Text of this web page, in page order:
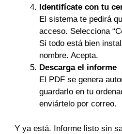
Identifícate con tu
El sistema te pedirá
acceso. Selecciona
Si todo está bien
nombre. Acepta.
Descarga el informe
El PDF se genera
guardarlo en tu
enviártelo por correo.
Y ya está. Informe listo sin